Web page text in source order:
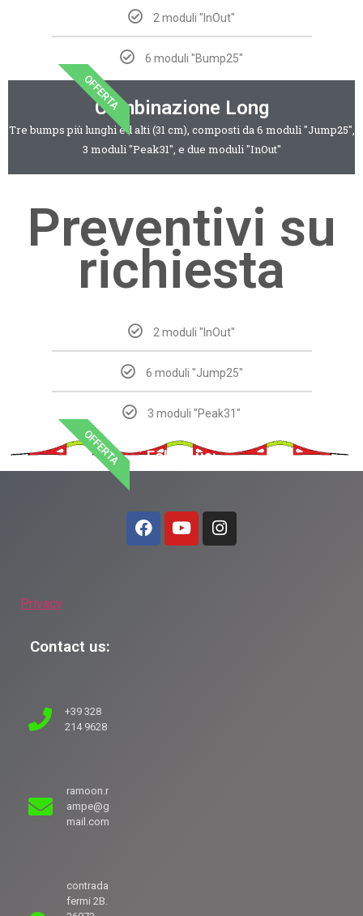
2 moduli "InOut"
6 moduli "Bump25"
OFFERTA
Combinazione Long
Tre bumps più lunghi ed alti (31 cm), composti da 6 moduli "Jump25",
3 moduli "Peak31", e due moduli "InOut"
Preventivi su
richiesta
2 moduli "InOut"
6 moduli "Jump25"
3 moduli "Peak31"
OFFERTA Follow us:
Privacy
Contact us:
+39 328
214 9628
ramoon.r
ampe@g
mail.com
contrada
fermi 2B.